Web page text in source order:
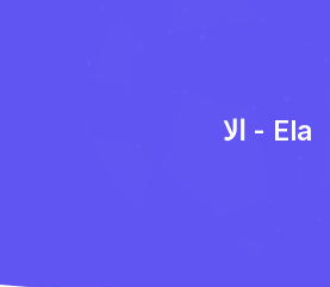
الا - Ela